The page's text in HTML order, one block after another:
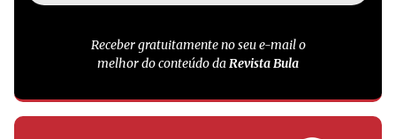
Receber gratuitamente no seu e-mail o
melhor do conteúdo daRevista Bula